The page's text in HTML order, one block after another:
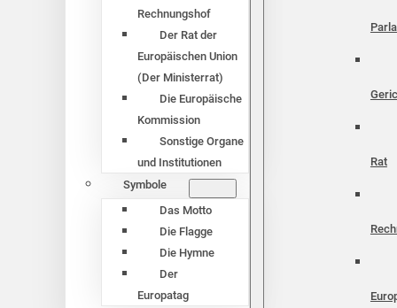
Rechnungshof
Der Rat der
Europäischen Union
(Der Ministerrat)
Die Europäische
Kommission
Sonstige Organe
und Institutionen
Symbole
Das Motto
Die Flagge
Die Hymne
Der
Europatag
Rat